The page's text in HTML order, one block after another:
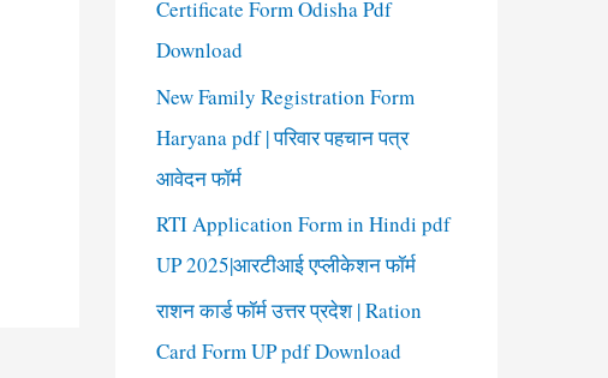
Certificate Form Odisha Pdf
Download
New Family Registration Form
Haryana pdf | परिवार पहचान पत्र
आवेदन फॉर्म
RTI Application Form in Hindi pdf
UP 2025|आरटीआई एप्लीकेशन फॉर्म
राशन कार्ड फॉर्म उत्तर प्रदेश | Ration
Card Form UP pdf Download